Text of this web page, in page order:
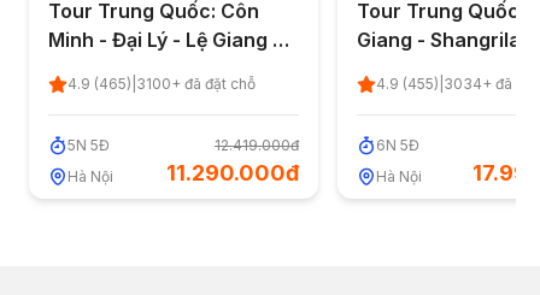
Tour Trung Quốc: Côn
Minh - Đại Lý - Lệ Giang 5
ngày 5 đêm từ Hà Nội (No
Shopping)
4.9 (465) 3100+ đã đặt chỗ
5N 5Đ
Hà Nội
12.419.000đ
11.290.000đ
Tour Trung Quốc:
Giang - Shangrila
đêm từ Hà Nội
4.9 (455) 3034+ đã
6N 5Đ
Hà Nội